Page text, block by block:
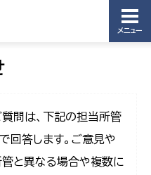
メニュー
問は、下記の担当所管
回答します。ご意見や
と異なる場合や複数に